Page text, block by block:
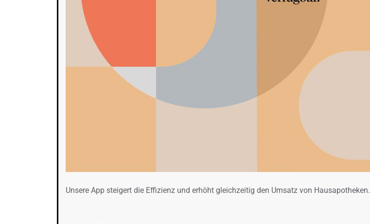
Unsere App steigert die Effizienz und erhöht gleichzeitig den Umsatz von Hausapotheken.